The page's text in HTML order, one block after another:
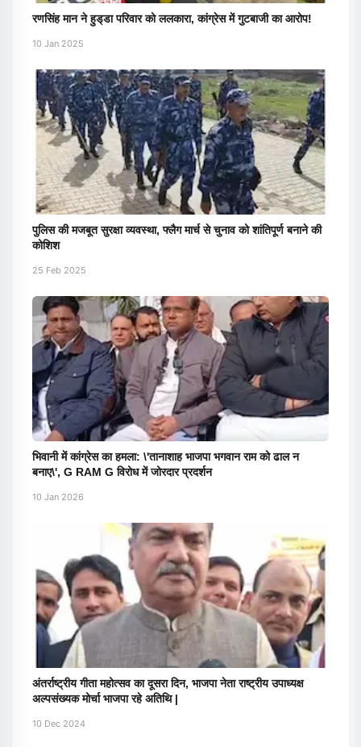
रणसिंह मान ने हुड्‌डा परिवार को ललकारा, कांग्रेस में गुटबाजी का आरोप!
10 Jan 2025
पुलिस की मजबूत सुरक्षा व्यवस्था, फ्लैग मार्च से चुनाव को शांतिपूर्ण बनाने की
कोशिश
25 Feb 2025
भिवानी में कांग्रेस का हमला: \'तानाशाह भाजपा भगवान राम को ढाल न
बनाए\', G RAM G विरोध में जोरदार प्रदर्शन
10 Jan 2026
अंतर्राष्ट्रीय गीता महोत्सव का दूसरा दिन, भाजपा नेता राष्ट्रीय उपाध्यक्ष
अल्पसंख्यक मोर्चा भाजपा रहे अतिथि |
10 Dec 2024